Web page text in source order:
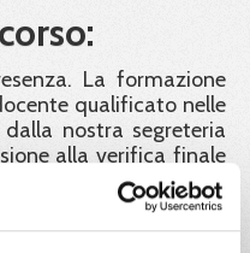
La formazione
qualificato nelle
nostra segreteria
alla verifica finale
la frequenza di
corso, come previsto